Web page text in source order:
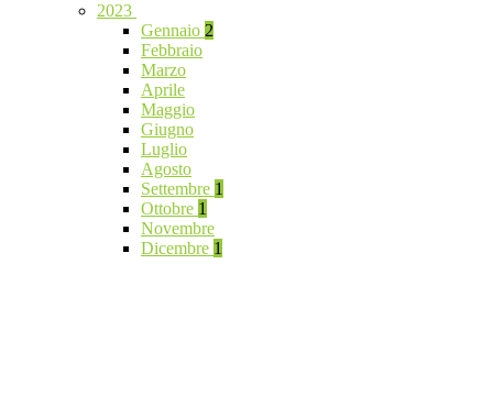
2023
Gennaio 2
Febbraio
Marzo
Aprile
Maggio
Giugno
Luglio
Agosto
Settembre 1
Ottobre 1
Novembre
Dicembre 1